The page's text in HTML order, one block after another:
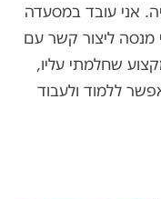
אני עובד במסעדה
מנסה ליצור קשר עם
שחלמתי עליו,
ללמוד ולעבוד